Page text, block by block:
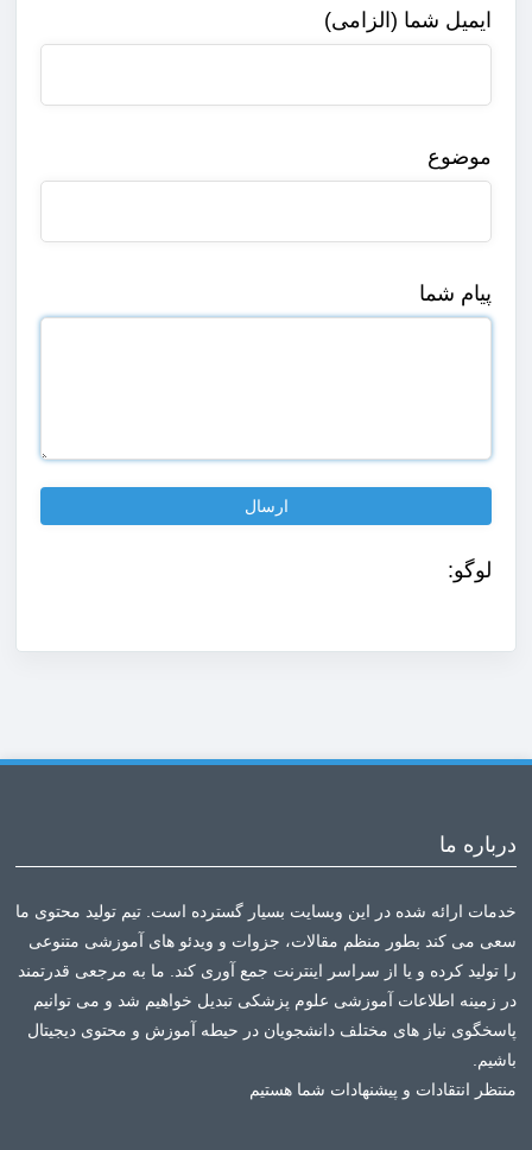
ایمیل شما (الزامی)
موضوع
پیام شما
لوگو:
درباره ما
خدمات ارائه شده در این وبسایت بسیار گسترده است. تیم تولید محتوی ما
سعی می کند بطور منظم مقالات، جزوات و ویدئو های آموزشی متنوعی
را تولید کرده و یا از سراسر اینترنت جمع آوری کند. ما به مرجعی قدرتمند
در زمینه اطلاعات آموزشی علوم پزشکی تبدیل خواهیم شد و می توانیم
پاسخگوی نیاز های مختلف دانشجویان در حیطه آموزش و محتوی دیجیتال
باشیم.
منتظر انتقادات و پیشنهادات شما هستیم